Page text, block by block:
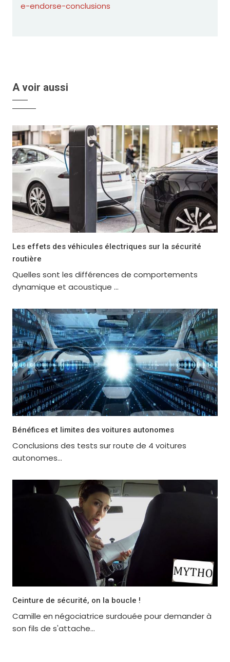
e-endorse-conclusions
A voir aussi
Les effets des véhicules électriques sur la sécurité
routière
Quelles sont les différences de comportements
dynamique et acoustique ...
Bénéfices et limites des voitures autonomes
Conclusions des tests sur route de 4 voitures
autonomes...
Ceinture de sécurité, on la boucle !
Camille en négociatrice surdouée pour demander à
son fils de s'attache...